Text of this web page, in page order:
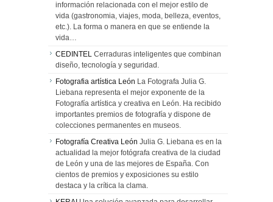
información relacionada con el mejor estilo de
vida (gastronomia, viajes, moda, belleza, eventos,
etc.). La forma o manera en que se entiende la
vida…
CEDINTEL Cerraduras inteligentes que combinan
diseño, tecnología y seguridad.
Fotografia artística León La Fotografa Julia G.
Liebana representa el mejor exponente de la
Fotografía artística y creativa en León. Ha recibido
importantes premios de fotografía y dispone de
colecciones permanentes en museos.
Fotografía Creativa León Julia G. Liebana es en la
actualidad la mejor fotógrafa creativa de la ciudad
de León y una de las mejores de España. Con
cientos de premios y exposiciones su estilo
destaca y la crítica la clama.